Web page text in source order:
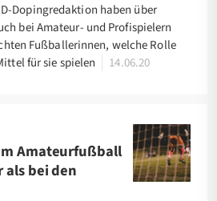
Dopingredaktion haben über
bei Amateur- und Profispielern
Fußballerinnen, welche Rolle
für sie spielen
14.06.20
Amateurfußball
als bei den